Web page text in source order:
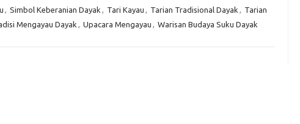
Simbol Keberanian Dayak Tari Kayau Tarian Tradisional Dayak
Tarian
Mengayau Dayak Upacara Mengayau Warisan Budaya Suku Dayak